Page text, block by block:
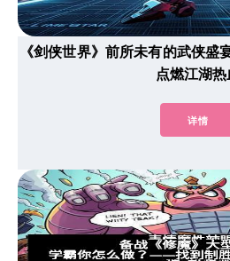
《剑侠世界》前所未有的武侠
点燃江湖热
详情